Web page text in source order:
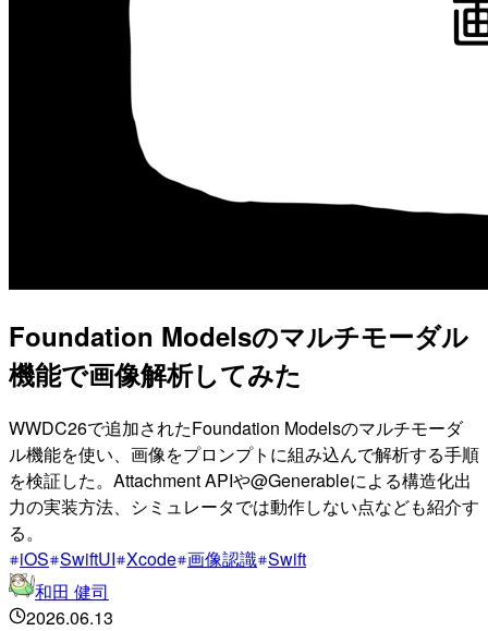
Foundation Modelsのマルチモーダル
機能で画像解析してみた
WWDC26で追加されたFoundation Modelsのマルチモーダ
ル機能を使い、画像をプロンプトに組み込んで解析する手順
を検証した。Attachment APIや@Generableによる構造化出
力の実装方法、シミュレータでは動作しない点なども紹介す
る。
iOS SwiftUI Xcode 画像認識 Swift
和田 健司
2026.06.13